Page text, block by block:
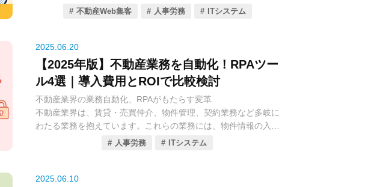
単なる台帳管理にとどまらず、入金消込、滞納督促、オーナー報
す。これにより、管理戸数の拡大と質の高いサービス提供の両立
が可能となり、不動産管理会社の競争力強化に不可欠な存在とな
っています。
2025年現在、賃貸管理ソフトはクラウド型を中心に多様なサービ
スが登場しており、各社が独自の強みや特徴、料金体系を提供し
ています。本コラムでは、不動産管理会社の皆様が自社の課題解
決とビジネス成長に最適なソフトを見つけるため、特に注目すべ
貸管理業務を効率化し、収益力向上に繋げるための情報として、
り、記名押印、収入印紙の貼付、書類の郵送や保管など、アナロ
の推進や関連法令の整備（特に宅地建物取引業法の改正による押
印不要化）が進んだことで、不動産取引における「電子契約」の
導入が急速に現実のものとなり、その利便性と効率性が広く認識
されるようになりました。
電子契約システムは、インターネット上で契約書を作成・締結・
保管できる革新的なツールです。これにより、契約業務にかかる
時間やコストを大幅に削減できるだけでなく、お客様の利便性向
不動産Web集客 人事労務 ITシステム
2025.06.20
【2025年版】不動産業務を自動化！RPAツー
ル4選｜導入費用とROIで比較検討
不動産業界の業務自動化、RPAがもたらす変革
不動産業界は、賃貸・売買仲介、物件管理、契約業務など多岐に
わたる業務を抱えています。これらの業務には、物件情報の入
力、各種書類作成、データ集計、ポータルサイトへの登録作業な
コア業務への集中を妨げる大きな要因となっていました。
人事労務 ITシステム
2025.06.10